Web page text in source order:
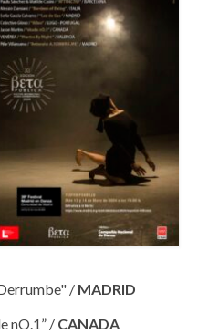
/ MADRID
nO.1” / CANADA